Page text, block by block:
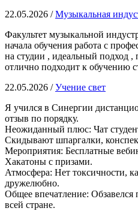
22.05.2026 /Музыкальная
Факультет музыкальной
начала обучения работа с
на студии , идеальный подход ,
отлично подходит к обучению
22.05.2026 /Учение свет
Я учился в Синергии
отзыв по порядку.
Неожиданный плюс: Чат
Скидывают шпаргалки,
Мероприятия: Бесплатные
Хакатоны с призами.
Атмосфера: Нет токсичности,
дружелюбно.
Общее впечатление:
всей стране.